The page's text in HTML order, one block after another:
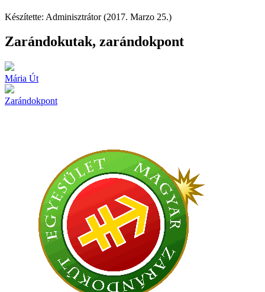
Készítette: Adminisztrátor (2017. Marzo 25.)
Zarándokutak, zarándokpont
Mária Út
Zarándokpont